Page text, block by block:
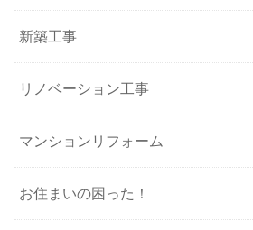
新築工事
リノベーション工事
マンションリフォーム
お住まいの困った！